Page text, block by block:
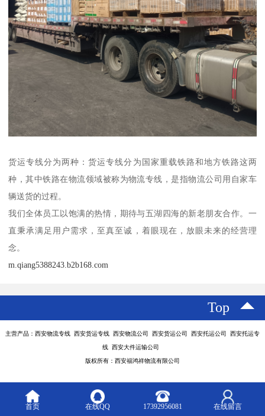
货运专线分为两种：货运专线分为国家重载铁路和地方铁路这两
种，其中铁路在物流领域被称为物流专线，是指物流公司用自家车
辆送货的过程。
我们全体员工以饱满的热情，期待与五湖四海的新老朋友合作。一
直秉承满足用户需求，至真至诚，着眼现在，放眼未来的经营理
念。
m.qiang5388243.b2b168.com
Top
主营产品：西安物流专线 西安货运专线 西安物流公司 西安货运公司 西安托运公司 西安托运专
线 西安大件运输公司
版权所有：西安福鸿祥物流有限公司
首页 在线QQ 17392956081 在线留言